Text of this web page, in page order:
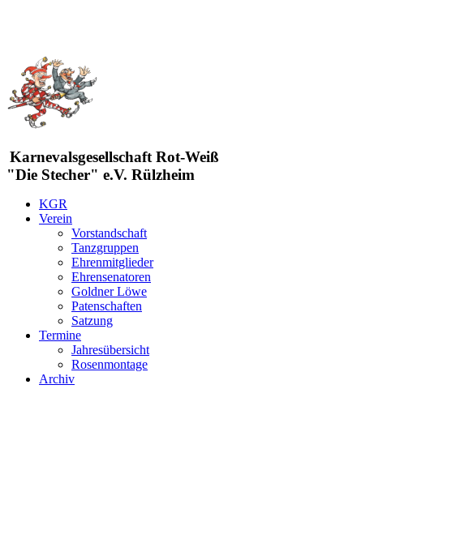
Karnevalsgesellschaft Rot-Weiß
"Die Stecher" e.V. Rülzheim
KGR
Verein
Vorstandschaft
Tanzgruppen
Ehrenmitglieder
Ehrensenatoren
Goldner Löwe
Patenschaften
Satzung
Termine
Jahresübersicht
Rosenmontage
Archiv